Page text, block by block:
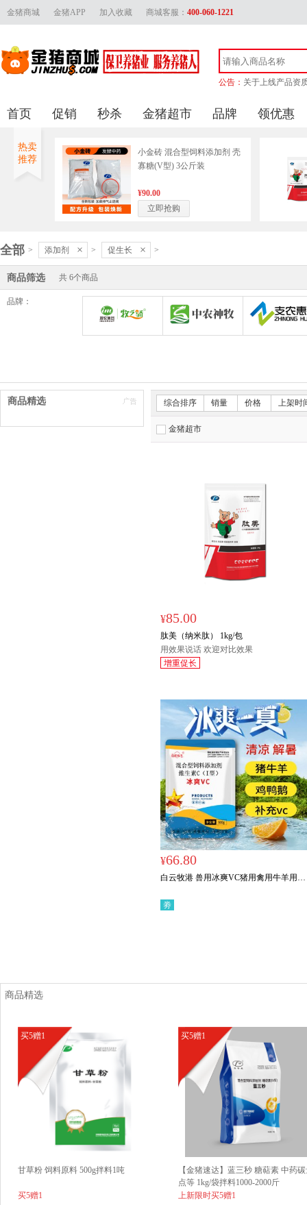
金猪商城 金猪APP 加入收藏 商城客服： 400-060-1221
公告： 关于上线产品资
金猪商城上线产
首页 促销 秒杀 金猪超市 品牌 领优惠
热卖
推荐
小金砖 混合型饲料添加剂 壳
寡糖(V型) 3公斤装
¥90.00
立即抢购
全部 > 添加剂 × > 促生长 × >
商品筛选 共 6个商品
品牌：
牧之骄金猪商城旗舰店
中农神牧官方旗
综合排序 销量 价格 上架时
金猪超市
¥85.00
肽美（纳米肽） 1kg/包
用效果说话 欢迎对比效果
增重促长
¥66.80
白云牧港 兽用冰爽VC猪用禽用牛羊用鸡
劵
商品精选
商品精选
买5赠1
甘草粉 饲料原料 500g拌料1吨
买5赠1
买5赠1
【金猪速达】蓝三秒 糖萜素 中药
点等 1kg/袋拌料1000-2000斤
上新限时买5赠1